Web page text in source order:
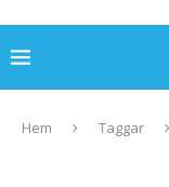
Hem Taggar